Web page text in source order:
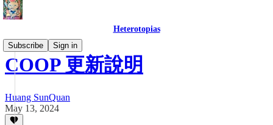
Heterotopias
Subscribe
Sign in
COOP 更新說明
Huang SunQuan
May 13, 2024